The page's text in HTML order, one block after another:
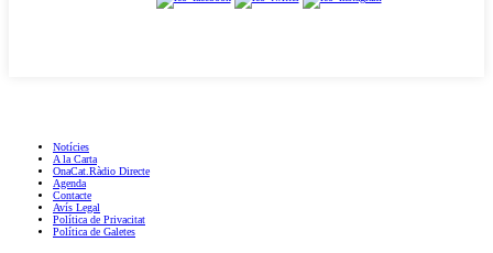
Notícies
A la Carta
OnaCat.Ràdio Directe
Agenda
Contacte
Avís Legal
Política de Privacitat
Política de Galetes